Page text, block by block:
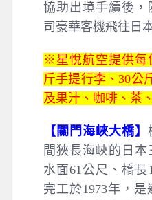
協助出境手續後，
司豪華客機飛往日
※星悅航空提供每
斤手提行李、30公
及果汁、咖啡、茶
【關門海峽大橋】
間狹長海峽的日
水面61公尺、橋長
完工於1973年，